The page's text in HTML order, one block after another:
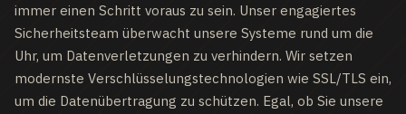
immer einen Schritt voraus zu sein. Unser engagiertes
Sicherheitsteam überwacht unsere Systeme rund um die
Uhr, um Datenverletzungen zu verhindern. Wir setzen
modernste Verschlüsselungstechnologien wie SSL/TLS ein,
um die Datenübertragung zu schützen. Egal, ob Sie unsere